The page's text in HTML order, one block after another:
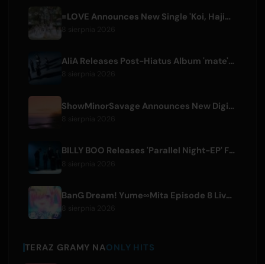
=LOVE Announces New Single 'Koi, Hajimemashita.' and Tokyo Dome Concerts
AliA Releases Post-Hiatus Album 'mate', Announces Tokyo Live
ShowMinorSavage Announces New Digital Single 'Gradation'
BILLY BOO Releases 'Parallel Night-EP' Featuring TV Drama Theme Song
BanG Dream! Yume∞Mita Episode 8 Live Clip Released
TERAZ GRAMY NAONLY HITS